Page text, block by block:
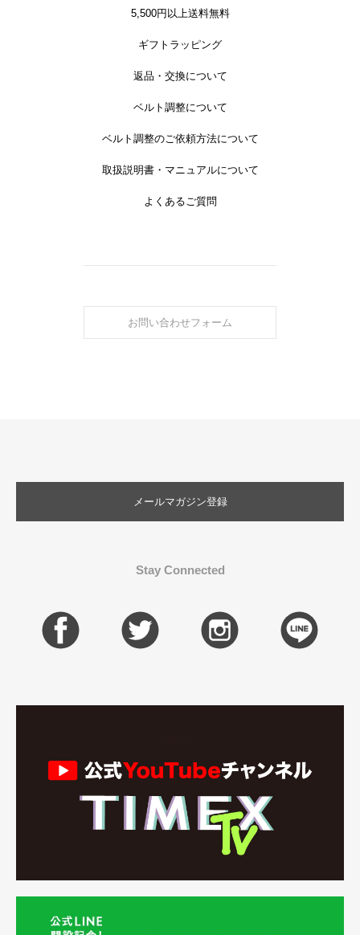
5,500円以上送料無料
ギフトラッピング
返品・交換について
ベルト調整について
ベルト調整のご依頼方法について
取扱説明書・マニュアルについて
よくあるご質問
お問い合わせフォーム
メールマガジン登録
Stay Connected